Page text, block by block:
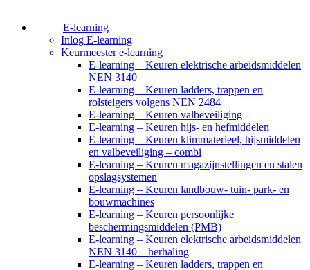
E-learning
Inlog E-learning
Keurmeester e-learning
E-learning – Keuren elektrische arbeidsmiddelen
NEN 3140
E-learning – Keuren ladders, trappen en
rolsteigers volgens NEN 2484
E-learning – Keuren valbeveiliging
E-learning – Keuren hijs- en hefmiddelen
E-learning – Keuren klimmaterieel, hijsmiddelen
en valbeveiliging – combi
E-learning – Keuren magazijnstellingen en stalen
opslagsystemen
E-learning – Keuren landbouw- tuin- park- en
bouwmachines
E-learning – Keuren persoonlijke
beschermingsmiddelen (PMB)
E-learning – Keuren elektrische arbeidsmiddelen
NEN 3140 – herhaling
E-learning – Keuren ladders, trappen en